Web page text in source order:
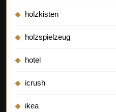
holzkisten
holzspielzeug
hotel
icrush
ikea